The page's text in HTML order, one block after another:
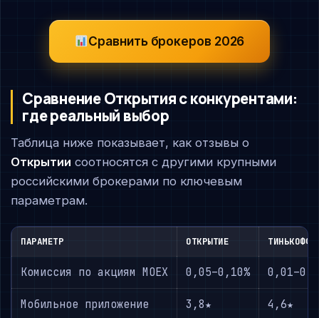
Сравнить брокеров 2026
Сравнение Открытия с конкурентами:
где реальный выбор
Таблица ниже показывает, как отзывы о
Открытии соотносятся с другими крупными
российскими брокерами по ключевым
параметрам.
ПАРАМЕТР ОТКРЫТИЕ ТИНЬКОФФ
Комиссия по акциям MOEX 0,05–0,10%
Мобильное приложение 3,8★ 4,6★